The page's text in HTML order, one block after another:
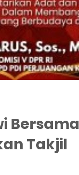
Bersama
Takjil